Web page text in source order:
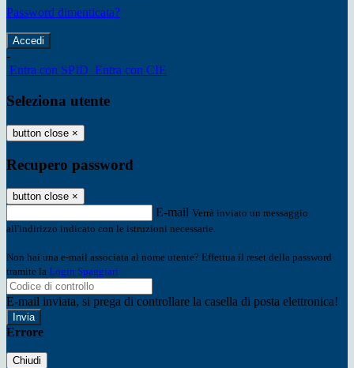
Password dimenticata?
-
Entra con SPID Entra con CIE
Seleziona utente
button close ×
Recupero password
button close ×
E-mail Verrà inviato un messaggio
all'indirizzo indicato con le istruzioni necessarie.
Non hai una e-mail associata al nome utente? Effettua il reset della password
tramite la Login Spaggiari
E-mail inviata, si prega di controllare la casella di posta elettronica!
Errore
Chiudi